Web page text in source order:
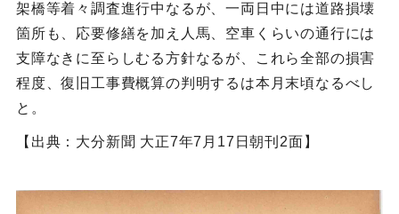
架橋等着々調査進行中なるが、一両日中には道路損壊
箇所も、応要修繕を加え人馬、空車くらいの通行には
支障なきに至らしむる方針なるが、これら全部の損害
程度、復旧工事費概算の判明するは本月末頃なるべし
と。
【出典：大分新聞 大正7年7月17日朝刊2面】